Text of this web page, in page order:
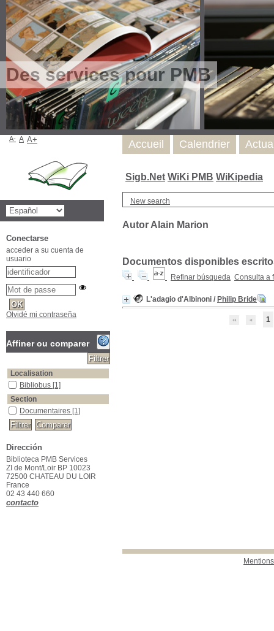
Des services pour PMB
Sigb.Net WiKi PMB WiKipedia
New search
Autor Alain Marion
Documentos disponibles
Refinar búsqueda Consulta a
L'adagio d'Albinoni / Philip Bride
1
Accueil Calendrier
A- A A+
Conectarse
acceder a su cuenta de
usuario
Olvidé mi contraseña
Affiner ou comparer
Localisation
Bibliobus
Bibliobus [1]
Section
Documentaires
Documentaires [1]
Dirección
Biblioteca PMB Services
ZI de Mont/Loir BP 10023
72500 CHATEAU DU LOIR
France
02 43 440 660
contacto